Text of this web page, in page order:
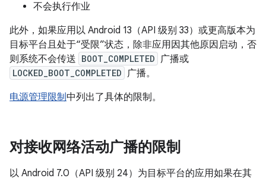
不会执行作业
此外，如果应用以 Android 13（API 级别 33）或更高版本为
目标平台且处于“受限”状态，除非应用因其他原因启动，否
则系统不会传送 BOOT_COMPLETED 广播或
LOCKED_BOOT_COMPLETED 广播。
电源管理限制中列出了具体的限制。
对接收网络活动广播的限制
以 Android 7.0（API 级别 24）为目标平台的应用如果在其